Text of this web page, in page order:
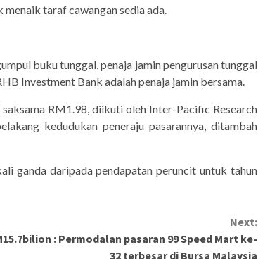
taraf cawangan sedia ada.
buku tunggal, penaja jamin pengurusan tunggal
Investment Bank adalah penaja jamin bersama.
RM1.98, diikuti oleh Inter-Pacific Research
kedudukan peneraju pasarannya, ditambah
ganda daripada pendapatan peruncit untuk tahun
Next:
: Permodalan pasaran 99 Speed Mart ke-
32 terbesar di Bursa Malaysia